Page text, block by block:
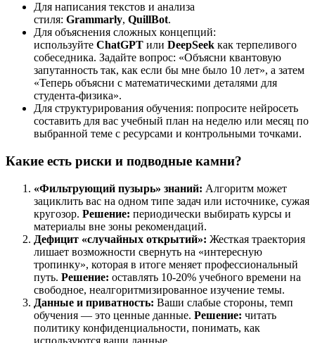
Для написания текстов и анализа
стиля: Grammarly, QuillBot.
Для объяснения сложных концепций:
используйте ChatGPT или DeepSeek как терпеливого
собеседника. Задайте вопрос: «Объясни квантовую
запутанность так, как если бы мне было 10 лет», а затем
«Теперь объясни с математическими деталями для
студента-физика».
Для структурирования обучения: попросите нейросеть
составить для вас учебный план на неделю или месяц по
выбранной теме с ресурсами и контрольными точками.
Какие есть риски и подводные камни?
«Фильтрующий пузырь» знаний: Алгоритм может
зациклить вас на одном типе задач или источнике, сужая
кругозор. Решение: периодически выбирать курсы и
материалы вне зоны рекомендаций.
Дефицит «случайных открытий»: Жесткая траектория
лишает возможности свернуть на «интересную
тропинку», которая в итоге меняет профессиональный
путь. Решение: оставлять 10-20% учебного времени на
свободное, неалгоритмизированное изучение темы.
Данные и приватность: Ваши слабые стороны, темп
обучения — это ценные данные. Решение: читать
политику конфиденциальности, понимать, как
используются ваши данные.